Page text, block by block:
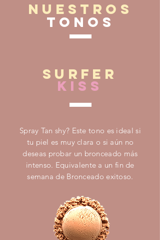
NUESTROS
TONOS
SURFER
KISS
Spray Tan shy? Este tono es ideal si
tu piel es muy clara o si aún no
deseas probar un bronceado más
intenso. Equivalente a un fin de
semana de Bronceado exitoso.